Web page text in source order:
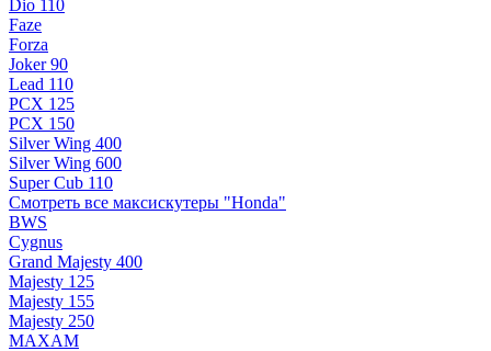
Dio 110
Faze
Forza
Joker 90
Lead 110
PCX 125
PCX 150
Silver Wing 400
Silver Wing 600
Super Cub 110
Смотреть все максискутеры "Honda"
BWS
Cygnus
Grand Majesty 400
Majesty 125
Majesty 155
Majesty 250
MAXAM